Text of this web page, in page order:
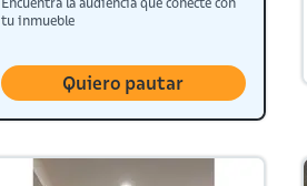
tu inmueble
Quiero pautar